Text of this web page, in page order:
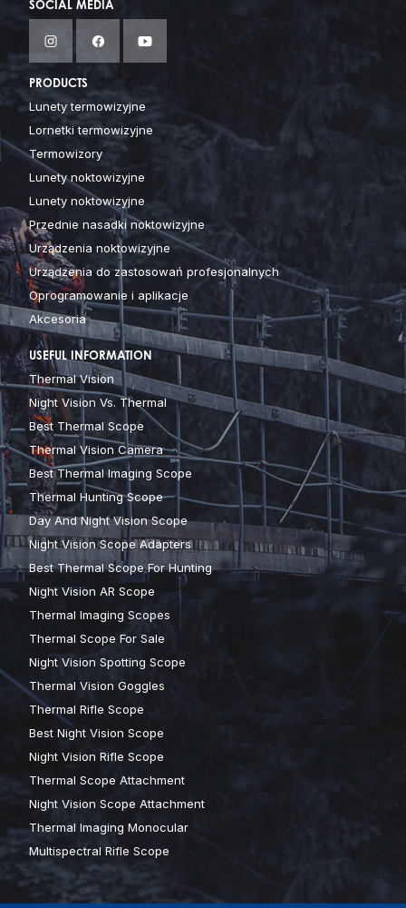
SOCIAL MEDIA
PRODUCTS
Lunety termowizyjne
Lornetki termowizyjne
Termowizory
Lunety noktowizyjne
Lunety noktowizyjne
Przednie nasadki noktowizyjne
Urządzenia noktowizyjne
Urządzenia do zastosowań profesjonalnych
Oprogramowanie i aplikacje
Akcesoria
USEFUL INFORMATION
Thermal Vision
Night Vision Vs. Thermal
Best Thermal Scope
Thermal Vision Camera
Best Thermal Imaging Scope
Thermal Hunting Scope
Day And Night Vision Scope
Night Vision Scope Adapters
Best Thermal Scope For Hunting
Night Vision AR Scope
Thermal Imaging Scopes
Thermal Scope For Sale
Night Vision Spotting Scope
Thermal Vision Goggles
Thermal Rifle Scope
Best Night Vision Scope
Night Vision Rifle Scope
Thermal Scope Attachment
Night Vision Scope Attachment
Thermal Imaging Monocular
Multispectral Rifle Scope